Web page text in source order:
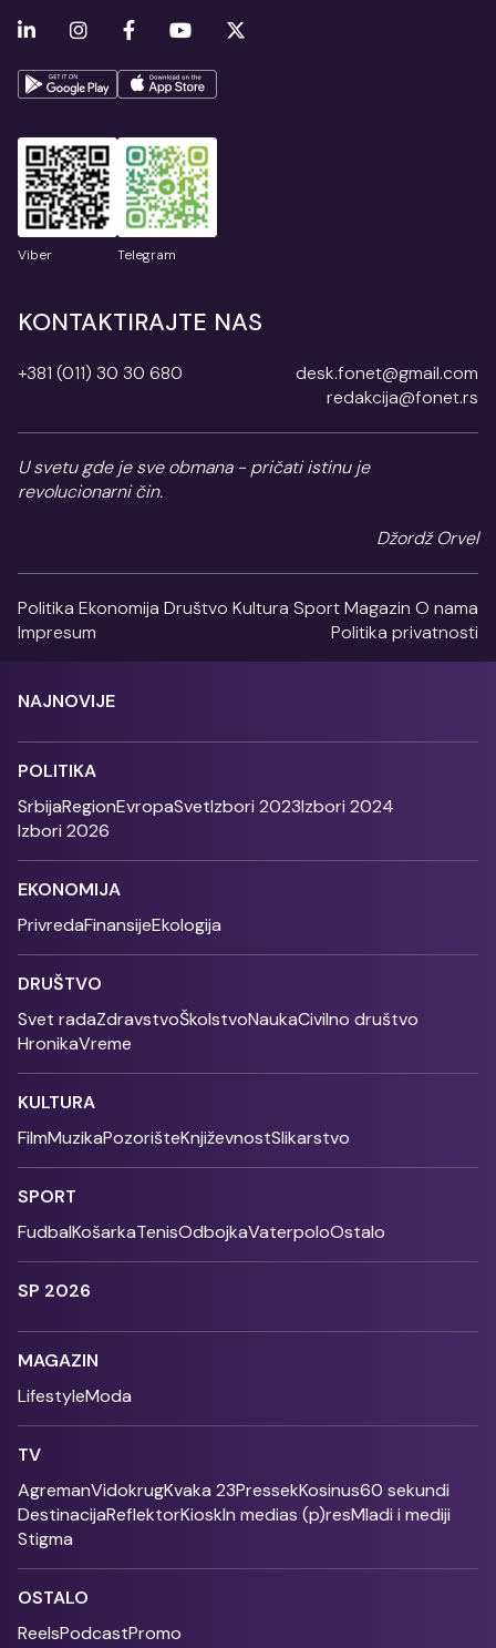
Viber Telegram
KONTAKTIRAJTE NAS
+381 (011) 30 30 680
desk.fonet@gmail.com
redakcija@fonet.rs
U svetu gde je sve obmana - pričati istinu je
revolucionarni čin.
Džordž Orvel
Politika Ekonomija Društvo Kultura SportMagazin O nama
Impresum
Politika privatnosti
NAJNOVIJE
POLITIKA
SrbijaRegionEvropaSvetIzbori 2023Izbori 2024
Izbori 2026
EKONOMIJA
PrivredaFinansijeEkologija
DRUŠTVO
Svet radaZdravstvoŠkolstvoNaukaCivilno društvo
HronikaVreme
KULTURA
FilmMuzikaPozorišteKnjiževnostSlikarstvo
SPORT
FudbalKošarkaTenisOdbojkaVaterpoloOstalo
SP 2026
MAGAZIN
LifestyleModa
TV
AgremanVidokrugKvaka 23PressekKosinus60 sekundi
DestinacijaReflektorKioskIn medias (p)resMladi i mediji
Stigma
OSTALO
ReelsPodcastPromo